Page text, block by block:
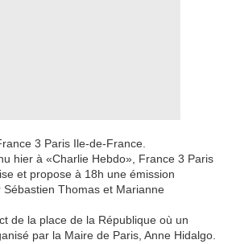
3 Paris Ile-de-France.
hier à «Charlie Hebdo», France 3 Paris
et propose à 18h une émission
Thomas et Marianne
de la place de la République où un
par la Maire de Paris, Anne Hidalgo.